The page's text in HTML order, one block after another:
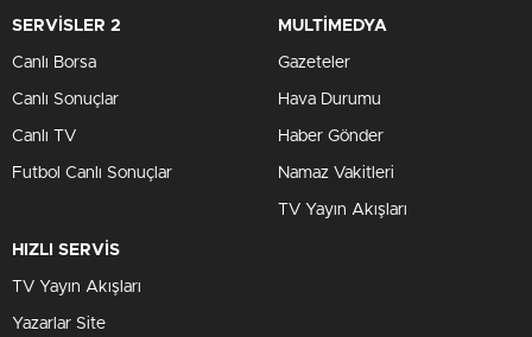
SERVİSLER 2
Canlı Borsa
Canlı Sonuçlar
Canlı TV
Futbol Canlı Sonuçlar
MULTİMEDYA
Gazeteler
Hava Durumu
Haber Gönder
Namaz Vakitleri
TV Yayın Akışları
HIZLI SERVİS
TV Yayın Akışları
Yazarlar Site